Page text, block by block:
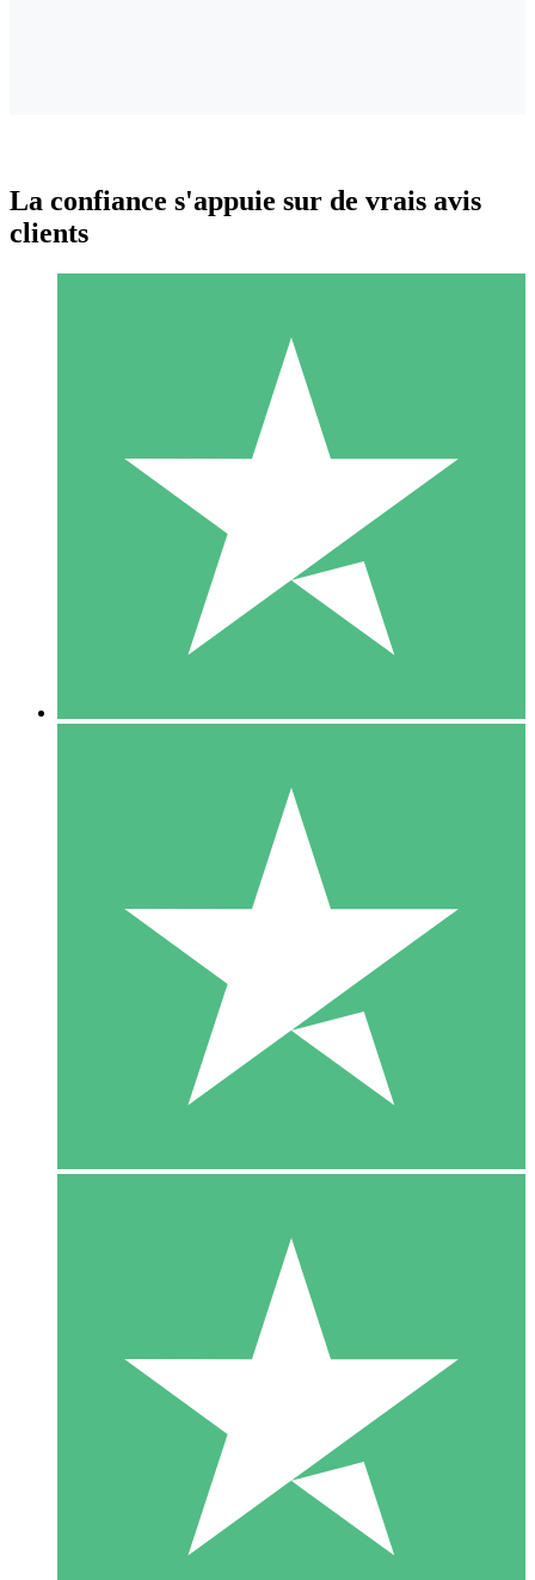
Packs de Crédits Individuels
Payez à l'utilisation avec des crédits de téléchargement. Sans
1 Téléchargement
10 00
10 Téléchargements
20 00
La confiance s'appuie sur de vrais avis
clients